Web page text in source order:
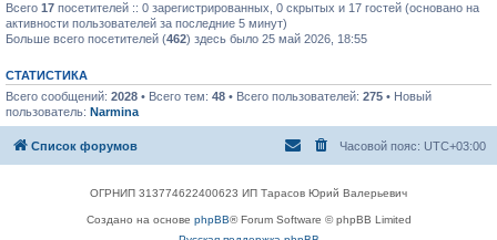
Всего 17 посетителей :: 0 зарегистрированных, 0 скрытых и 17 гостей (основано на
активности пользователей за последние 5 минут)
Больше всего посетителей (462) здесь было 25 май 2026, 18:55
СТАТИСТИКА
Всего сообщений: 2028 • Всего тем: 48 • Всего пользователей: 275 • Новый
пользователь: Narmina
Список форумов Часовой пояс: UTC+03:00
ОГРНИП 313774622400623 ИП Тарасов Юрий Валерьевич
Создано на основе phpBB® Forum Software © phpBB Limited